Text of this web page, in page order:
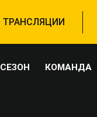
ТРАНСЛЯЦИИ
СЕЗОН КОМАНДА